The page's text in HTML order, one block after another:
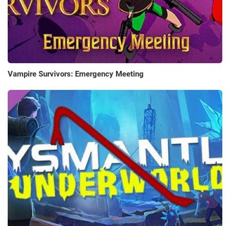
Vampire Survivors: Emergency Meeting